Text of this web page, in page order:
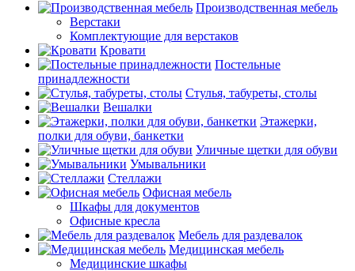
Производственная мебель
Верстаки
Комплектующие для верстаков
Кровати
Постельные
принадлежности
Стулья, табуреты, столы
Вешалки
Этажерки,
полки для обуви, банкетки
Уличные щетки для обуви
Умывальники
Стеллажи
Офисная мебель
Шкафы для документов
Офисные кресла
Мебель для раздевалок
Медицинская мебель
Медицинские шкафы